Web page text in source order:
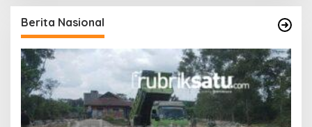
Berita Nasional